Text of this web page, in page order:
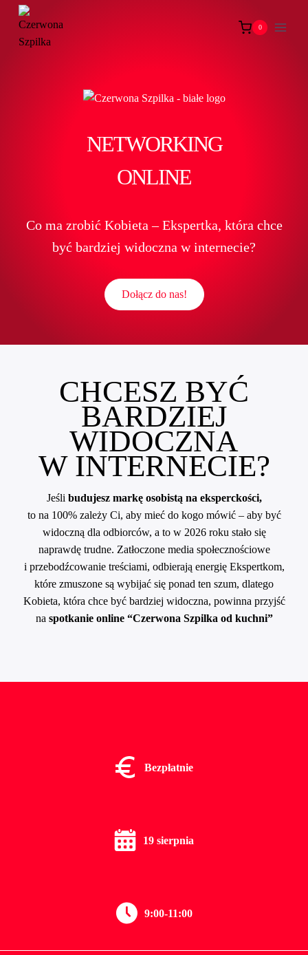
Przejdź
treści
0
NETWORKING
ONLINE
Co ma zrobić Kobieta – Ekspertka, która chce
być bardziej widoczna w internecie?
Dołącz do nas!
CHCESZ BYĆ
BARDZIEJ
WIDOCZNA
W INTERNECIE?
Jeśli budujesz markę osobistą na eksperckości,
to na 100% zależy Ci, aby mieć do kogo mówić – aby być
widoczną dla odbiorców, a to w 2026 roku stało się
naprawdę trudne. Zatłoczone media społecznościowe
i przebodźcowanie treściami, odbierają energię Ekspertkom,
które zmuszone są wybijać się ponad ten szum, dlatego
Kobieta, która chce być bardziej widoczna, powinna przyjść
na spotkanie online “Czerwona Szpilka od kuchni”
Bezpłatnie
19 sierpnia
9:00-11:00